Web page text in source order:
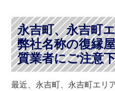
永吉町、永吉町
弊社名称の復縁
質業者にご注意
最近、永吉町、永吉町エリ